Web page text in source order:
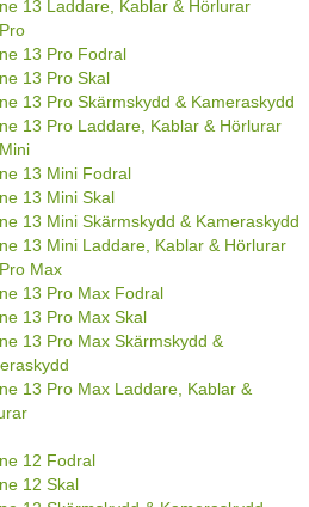
13 Fodral
13 Skal
13 Skärmskydd & Kameraskydd
13 Laddare, Kablar & Hörlurar
13 Pro Fodral
13 Pro Skal
13 Pro Skärmskydd & Kameraskydd
13 Pro Laddare, Kablar & Hörlurar
13 Mini Fodral
13 Mini Skal
13 Mini Skärmskydd & Kameraskydd
13 Mini Laddare, Kablar & Hörlurar
Max
13 Pro Max Fodral
13 Pro Max Skal
13 Pro Max Skärmskydd &
13 Pro Max Laddare, Kablar &